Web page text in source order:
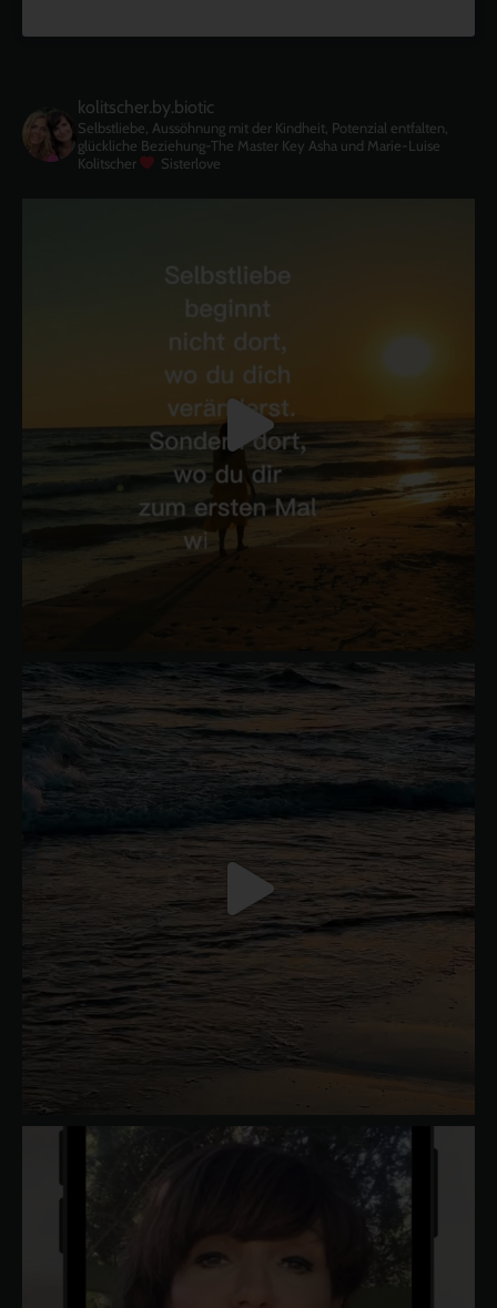
kolitscher.by.biotic
Selbstliebe, Aussöhnung mit der Kindheit, Potenzial entfalten,
glückliche Beziehung-The Master Key Asha und Marie-Luise
Kolitscher
Sisterlove